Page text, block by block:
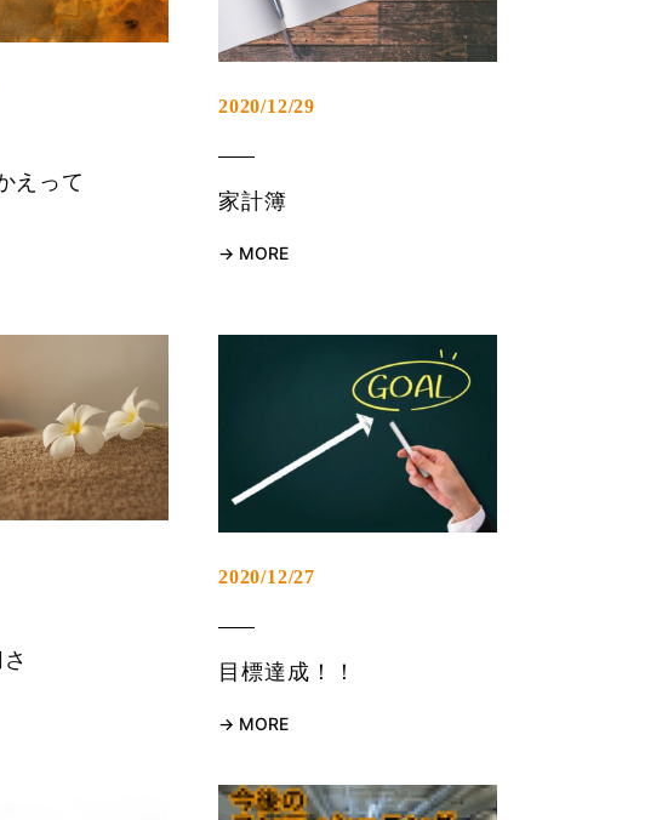
えって
2020/12/29
家計簿
MORE
2020/12/27
目標達成！！
MORE